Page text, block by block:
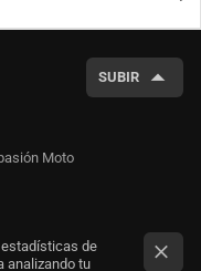
SUBIR
Moto
de
analizando tu